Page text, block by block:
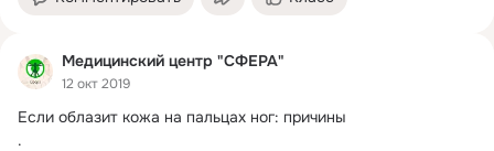
Медицинский центр "СФЕРА"
12 окт 2019
Если облазит кожа на пальцах ног: причины
.